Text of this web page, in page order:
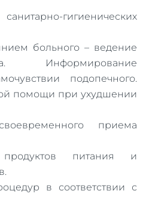
гигиенических
больного – ведение
Информирование
подопечного.
помощи при ухудшении
приема
питания и
в соответствии с